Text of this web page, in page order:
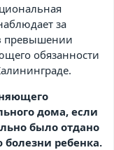
за
превышении
обязанности
дома, если
было отдано
ребенка.